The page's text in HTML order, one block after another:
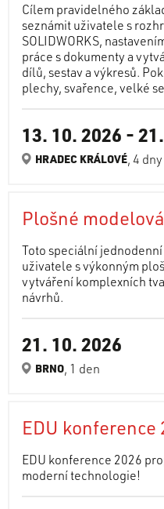
Cílem pravidelného
seznámit uživatele s
SOLIDWORKS,
práce s dokumenty a
dílů, sestav a výkresů.
plechy, svařence, velké
13. 10. 2026 -
HRADEC KRÁLOVÉ, 4 dny
Plošné
Toto speciální
uživatele s výkonným
vytváření komplexních
návrhů.
21. 10. 2026
BRNO, 1 den
EDU konference
EDU konference 2026
moderní technologie!